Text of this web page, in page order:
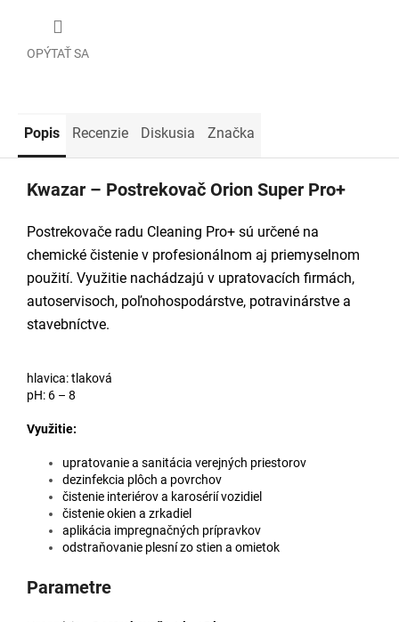
OPÝTAŤ SA
Popis Recenzie Diskusia Značka
Kwazar – Postrekovač Orion Super Pro+
Postrekovače radu Cleaning Pro+ sú určené na
chemické čistenie v profesionálnom aj priemyselnom
použití. Využitie nachádzajú v upratovacích firmách,
autoservisoch, poľnohospodárstve, potravinárstve a
stavebníctve.
hlavica: tlaková
pH: 6 – 8
Využitie:
upratovanie a sanitácia verejných priestorov
dezinfekcia plôch a povrchov
čistenie interiérov a karosérií vozidiel
čistenie okien a zrkadiel
aplikácia impregnačných prípravkov
odstraňovanie plesní zo stien a omietok
Parametre